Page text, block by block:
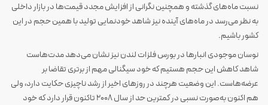
نسبت ماه‌های گذشته و همچنین نگرانی از افزایش مجدد قیمت‌ها در بازار داخلی
به نظر می‌رسد در ماه‌های آینده نیز شاهد خودنمایی تولید با همین حجم در این
کشور باشیم.
نوسان موجودی انبارها در بورس فلزات لندن نیز نشان می‌دهد مدت‌هاست
شاهد کاهش این حجم هستیم که خود سیگنالی مهم از برتری تقاضا بر
عرضه‌هاست. این وضعیت هرچند در روزهای اخیر از رشد ناچیزی حکایت دارد، ولی
هم اکنون به‌صورت نسبی در کمترین حد از سال ۲۰۰۸ تاکنون قرار دارد که خود